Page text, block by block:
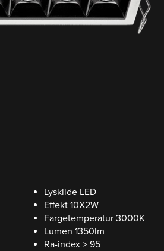
Lyskilde LED
Effekt 10X2W
Fargetemperatur 3000K
Lumen 1350lm
Ra-index > 95